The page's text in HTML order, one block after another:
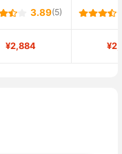
3.89(5)
¥2,884